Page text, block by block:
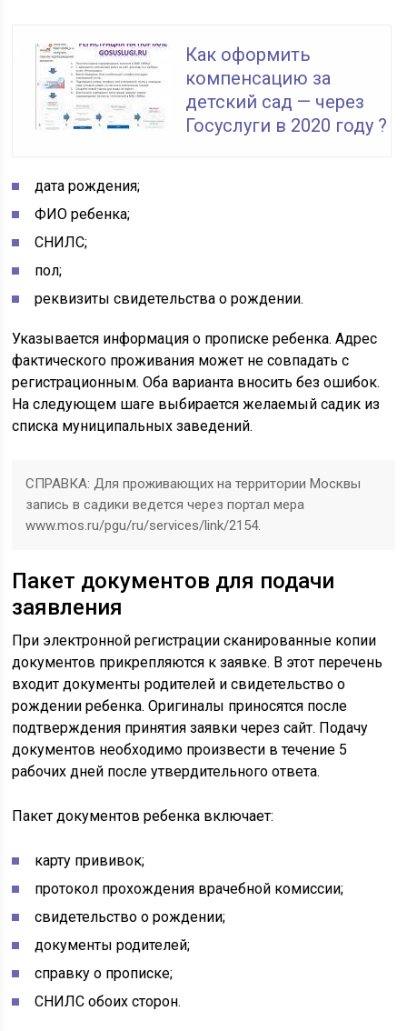
Как оформить
компенсацию за
детский сад — через
Госуслуги в 2020 году ?
дата рождения;
ФИО ребенка;
СНИЛС;
пол;
реквизиты свидетельства о рождении.
Указывается информация о прописке ребенка. Адрес
фактического проживания может не совпадать с
регистрационным. Оба варианта вносить без ошибок.
На следующем шаге выбирается желаемый садик из
списка муниципальных заведений.
СПРАВКА: Для проживающих на территории Москвы
запись в садики ведется через портал мера
www.mos.ru/pgu/ru/services/link/2154.
Пакет документов для подачи
заявления
При электронной регистрации сканированные копии
документов прикрепляются к заявке. В этот перечень
входит документы родителей и свидетельство о
рождении ребенка. Оригиналы приносятся после
подтверждения принятия заявки через сайт. Подачу
документов необходимо произвести в течение 5
рабочих дней после утвердительного ответа.
Пакет документов ребенка включает:
карту прививок;
протокол прохождения врачебной комиссии;
свидетельство о рождении;
документы родителей;
справку о прописке;
СНИЛС обоих сторон.